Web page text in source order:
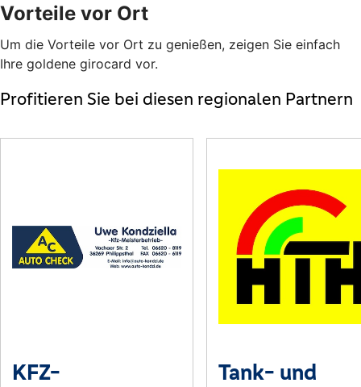
Vorteile vor Ort
Um die Vorteile vor Ort zu genießen, zeigen Sie einfach
Ihre goldene girocard vor.